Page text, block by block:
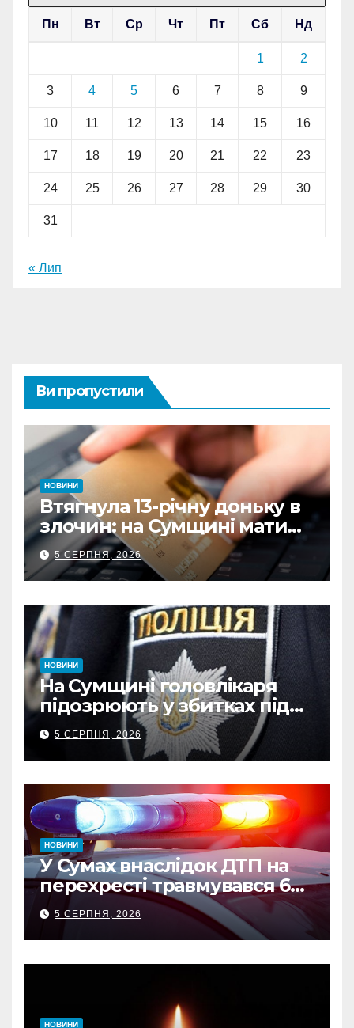
Пн Вт Ср Чт Пт Сб Нд
1 2
3 4 5 6 7 8 9
10 11 12 13 14 15 16
17 18 19 20 21 22 23
24 25 26 27 28 29 30
31
« Лип
Ви пропустили
НОВИНИ
Втягнула 13-річну доньку в
злочин: на Сумщині мати
витратила майже 480
тисяч грн з викраденої
картки
5 СЕРПНЯ, 2026
НОВИНИ
На Сумщині головлікаря
підозрюють у збитках під
час капремонту
медустанови
5 СЕРПНЯ, 2026
НОВИНИ
У Сумах внаслідок ДТП на
перехресті травмувався 62-
річний мотоцикліст
5 СЕРПНЯ, 2026
НОВИНИ